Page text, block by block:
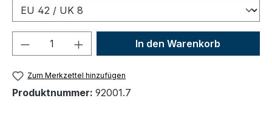
Produkt Anzahl: Gib denIn den Warenkorb
Zum Merkzettel hinzufügen
Produktnummer: 92001.7